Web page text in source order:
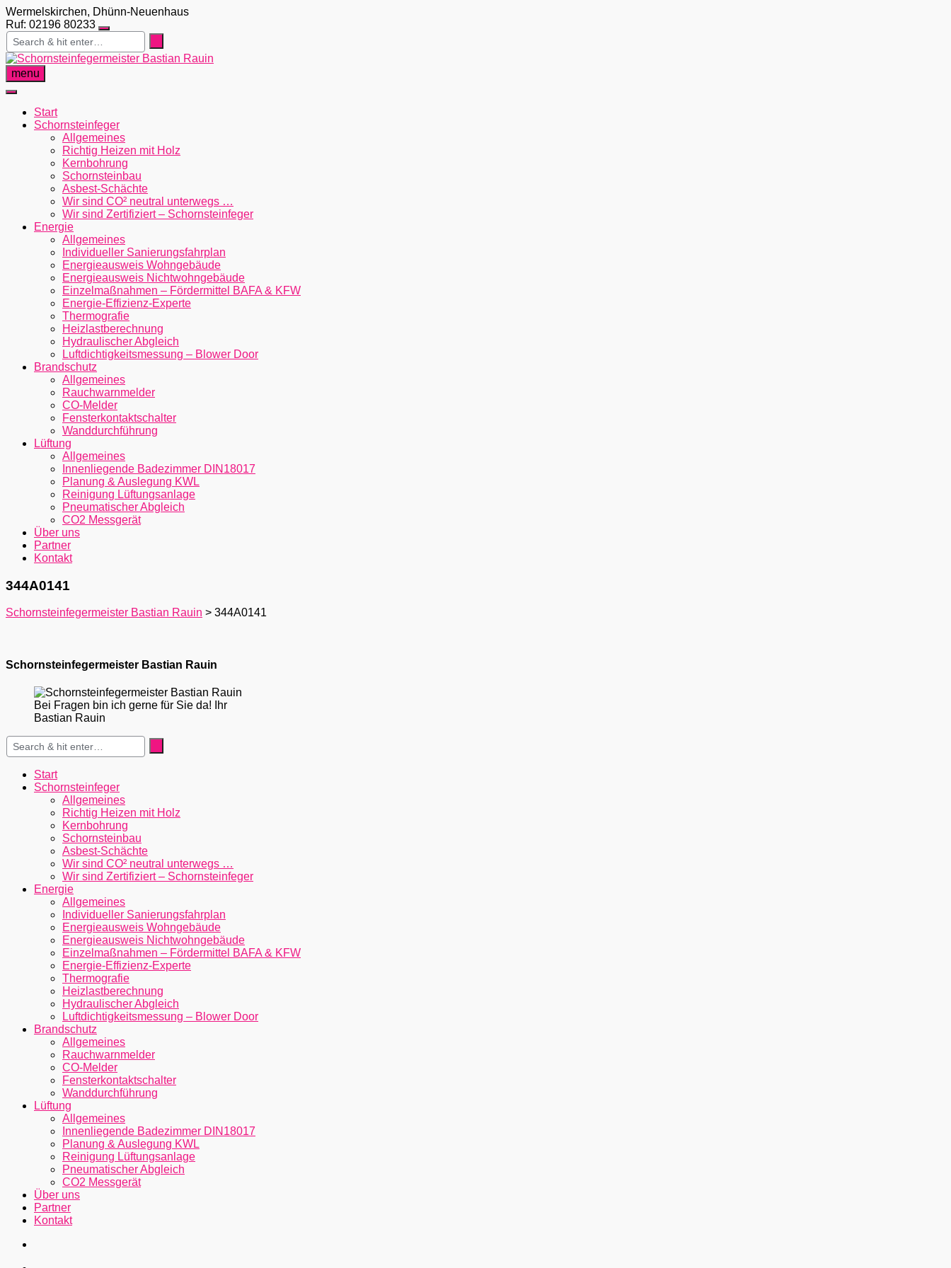
Skip
to
content
Wermelskirchen, Dhünn-Neuenhaus
Ruf: 02196 80233
menu
Start
Schornsteinfeger
Allgemeines
Richtig Heizen mit Holz
Kernbohrung
Schornsteinbau
Asbest-Schächte
Wir sind CO² neutral unterwegs …
Wir sind Zertifiziert – Schornsteinfeger
Energie
Allgemeines
Individueller Sanierungsfahrplan
Energieausweis Wohngebäude
Energieausweis Nichtwohngebäude
Einzelmaßnahmen – Fördermittel BAFA & KFW
Energie-Effizienz-Experte
Thermografie
Heizlastberechnung
Hydraulischer Abgleich
Luftdichtigkeitsmessung – Blower Door
Brandschutz
Allgemeines
Rauchwarnmelder
CO-Melder
Fensterkontaktschalter
Wanddurchführung
Lüftung
Allgemeines
Innenliegende Badezimmer DIN18017
Planung & Auslegung KWL
Reinigung Lüftungsanlage
Pneumatischer Abgleich
CO2 Messgerät
Über uns
Partner
Kontakt
344A0141
Schornsteinfegermeister Bastian Rauin > 344A0141
Schornsteinfegermeister Bastian Rauin
Bei Fragen bin ich gerne für Sie da! Ihr
Bastian Rauin
Start
Schornsteinfeger
Allgemeines
Richtig Heizen mit Holz
Kernbohrung
Schornsteinbau
Asbest-Schächte
Wir sind CO² neutral unterwegs …
Wir sind Zertifiziert – Schornsteinfeger
Energie
Allgemeines
Individueller Sanierungsfahrplan
Energieausweis Wohngebäude
Energieausweis Nichtwohngebäude
Einzelmaßnahmen – Fördermittel BAFA & KFW
Energie-Effizienz-Experte
Thermografie
Heizlastberechnung
Hydraulischer Abgleich
Luftdichtigkeitsmessung – Blower Door
Brandschutz
Allgemeines
Rauchwarnmelder
CO-Melder
Fensterkontaktschalter
Wanddurchführung
Lüftung
Allgemeines
Innenliegende Badezimmer DIN18017
Planung & Auslegung KWL
Reinigung Lüftungsanlage
Pneumatischer Abgleich
CO2 Messgerät
Über uns
Partner
Kontakt